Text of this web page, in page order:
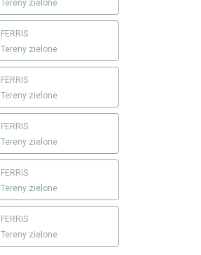
Tereny zielone
FERRIS
Tereny zielone
FERRIS
Tereny zielone
FERRIS
Tereny zielone
FERRIS
Tereny zielone
FERRIS
Tereny zielone